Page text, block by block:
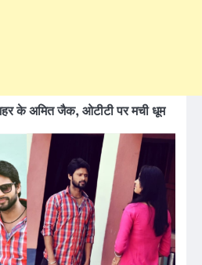
के अमित जैक, ओटीटी पर मची धूम